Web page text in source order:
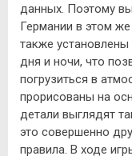
данных. Поэтому
Германии в этом
также
дня и ночи, что
погрузиться в
прорисованы на
детали выглядят
это совершенно
правила. В ходе